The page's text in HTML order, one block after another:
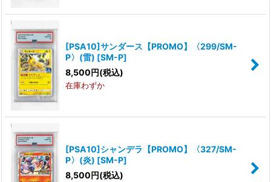
[PSA10]サンダース【PROMO】〈299/SM-
P〉(雷) [SM-P]
8,500円(税込)
在庫わずか
[PSA10]シャンデラ【PROMO】〈327/SM-
P〉(炎) [SM-P]
8,500円(税込)